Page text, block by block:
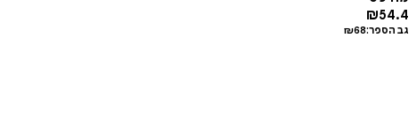
₪54.4
גב הספר: ₪68